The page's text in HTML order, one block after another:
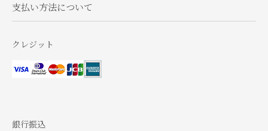
支払い方法について
クレジット
銀行振込